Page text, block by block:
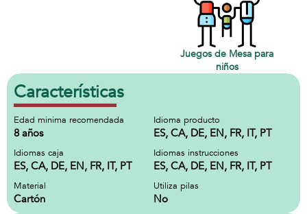
Juegos de Mesa para
niños
Características
Edad minima recomendada
8 años
Idioma producto
ES, CA, DE, EN, FR, IT, PT
Idiomas caja
ES, CA, DE, EN, FR, IT, PT
Idiomas instrucciones
ES, CA, DE, EN, FR, IT, PT
Material
Cartón
Utiliza pilas
No